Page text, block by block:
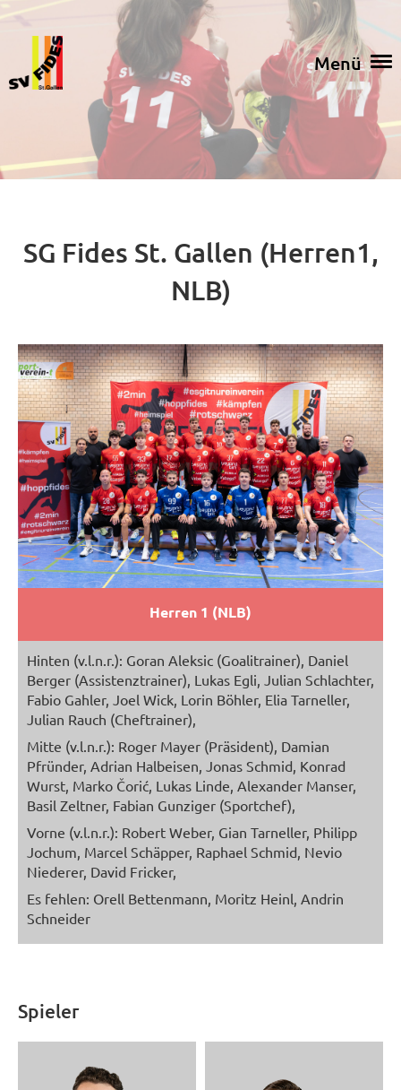
Menü
SG Fides St. Gallen (Herren1,
NLB)
Herren 1 (NLB)
Hinten (v.l.n.r.): Goran Aleksic (Goalitrainer), Daniel
Berger (Assistenztrainer), Lukas Egli, Julian Schlachter,
Fabio Gahler, Joel Wick, Lorin Böhler, Elia Tarneller,
Julian Rauch (Cheftrainer),
Mitte (v.l.n.r.): Roger Mayer (Präsident), Damian
Pfründer, Adrian Halbeisen, Jonas Schmid, Konrad
Wurst, Marko Čorić, Lukas Linde, Alexander Manser,
Basil Zeltner, Fabian Gunziger (Sportchef),
Vorne (v.l.n.r.): Robert Weber, Gian Tarneller, Philipp
Jochum, Marcel Schäpper, Raphael Schmid, Nevio
Niederer, David Fricker,
Es fehlen: Orell Bettenmann, Moritz Heinl, Andrin
Schneider
Spieler